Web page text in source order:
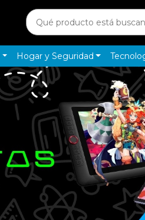
Hogar y Seguridad